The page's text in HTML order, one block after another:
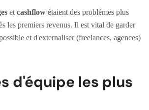
et cashflow étaient des problèmes plus
les premiers revenus. Il est vital de garder
et d'externaliser (freelances, agences)
d'équipe les plus